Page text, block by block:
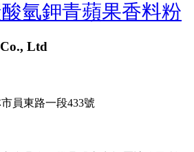
氫鉀青蘋果香料粉
Ltd
員東路一段433號